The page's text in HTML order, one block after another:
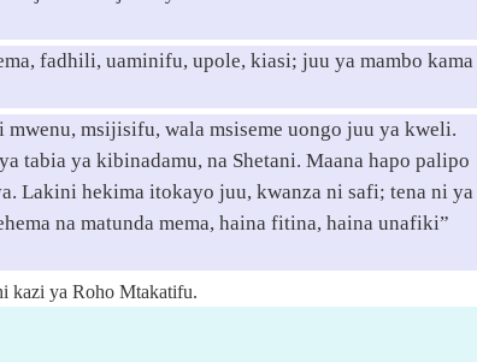
fadhili, uaminifu, upole, kiasi; juu ya mambo kama
msijisifu, wala msiseme uongo juu ya kweli.
tabia ya kibinadamu, na Shetani. Maana hapo palipo
Lakini hekima itokayo juu, kwanza ni safi; tena ni ya
na matunda mema, haina fitina, haina unafiki”
kazi ya Roho Mtakatifu.